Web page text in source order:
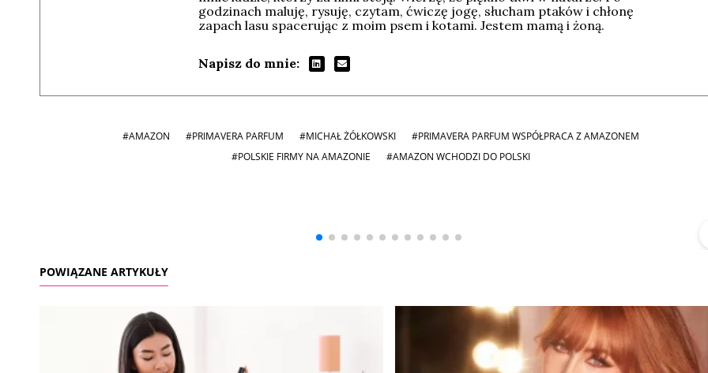
godzinach maluję, rysuję, czytam, ćwiczę jogę, słucham ptaków i chłonę
zapach lasu spacerując z moim psem i kotami. Jestem mamą i żoną.
Napisz do mnie:
#AMAZON #PRIMAVERA PARFUM #MICHAŁ ŻÓŁKOWSKI
#PRIMAVERA PARFUM WSPÓŁPRACA Z AMAZONEM
#POLSKIE FIRMY NA AMAZONIE
#AMAZON WCHODZI DO POLSKI
POWIĄZANE ARTYKUŁY